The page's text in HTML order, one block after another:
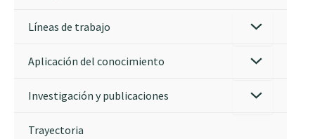
Líneas de trabajo
Aplicación del conocimiento
Investigación y publicaciones
Trayectoria